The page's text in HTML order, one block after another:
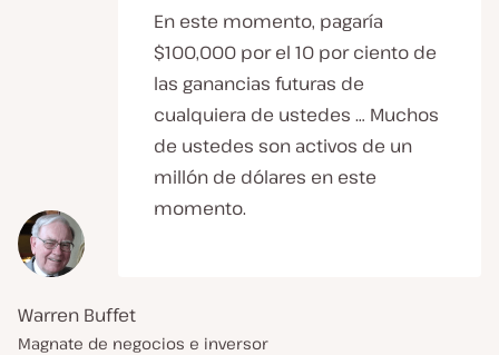
En este momento, pagaría
$100,000 por el 10 por ciento de
las ganancias futuras de
cualquiera de ustedes … Muchos
de ustedes son activos de un
millón de dólares en este
momento.
Warren Buffet
Magnate de negocios e inversor